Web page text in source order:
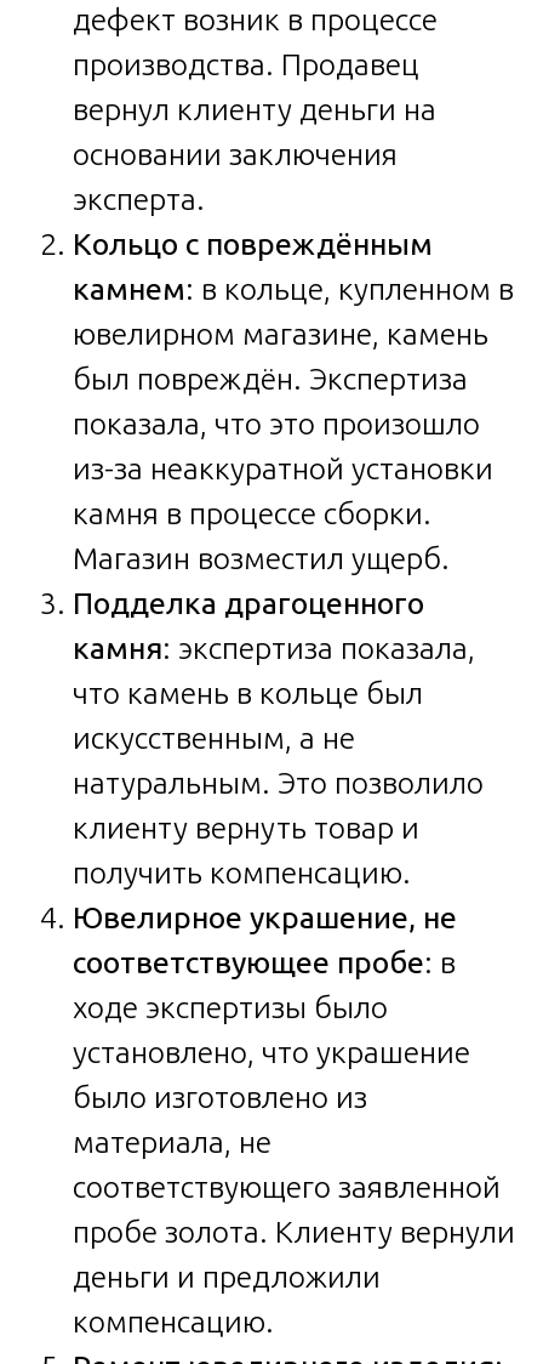
дефект возник в процессе
производства. Продавец
вернул клиенту деньги на
основании заключения
эксперта.
Кольцо с повреждённым
камнем: в кольце, купленном в
ювелирном магазине, камень
был повреждён. Экспертиза
показала, что это произошло
из-за неаккуратной установки
камня в процессе сборки.
Магазин возместил ущерб.
Подделка драгоценного
камня: экспертиза показала,
что камень в кольце был
искусственным, а не
натуральным. Это позволило
клиенту вернуть товар и
получить компенсацию.
Ювелирное украшение, не
соответствующее пробе: в
ходе экспертизы было
установлено, что украшение
было изготовлено из
материала, не
соответствующего заявленной
пробе золота. Клиенту вернули
деньги и предложили
компенсацию.